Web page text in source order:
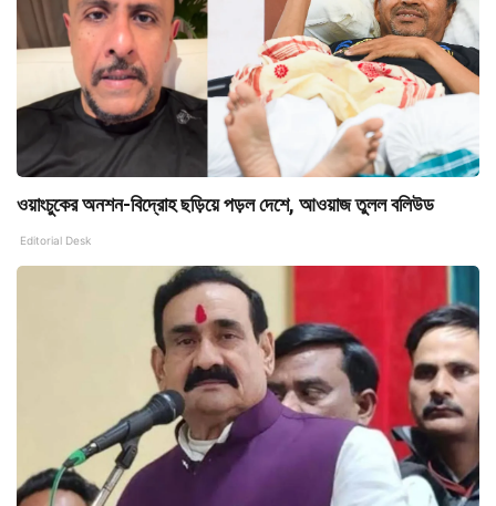
ওয়াংচুকের অনশন-বিদ্রোহ ছড়িয়ে পড়ল দেশে, আওয়াজ তুলল বলিউড
Editorial Desk